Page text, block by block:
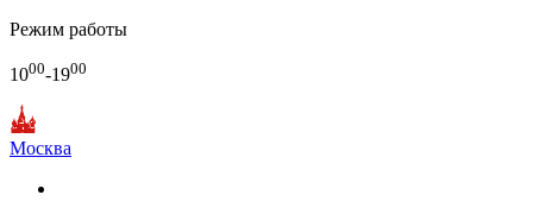
Режим работы
1000-1900
Москва